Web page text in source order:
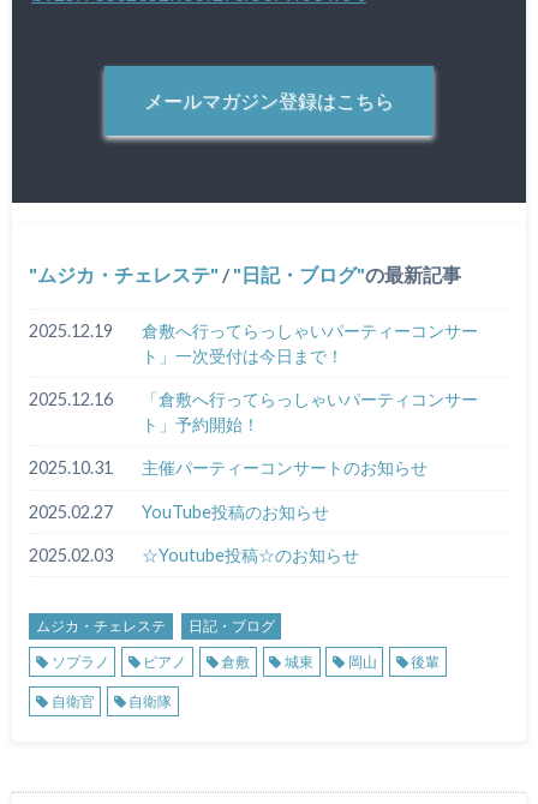
メールマガジン登録はこちら
ムジカ・チェレステ / 日記・ブログ の最新記事
2025.12.19
倉敷へ行ってらっしゃいパーティーコンサー
ト」一次受付は今日まで！
2025.12.16
「倉敷へ行ってらっしゃいパーティコンサー
ト」予約開始！
2025.10.31 主催パーティーコンサートのお知らせ
2025.02.27 YouTube投稿のお知らせ
2025.02.03 ☆Youtube投稿☆のお知らせ
ムジカ・チェレステ
日記・ブログ
ソプラノ
ピアノ 倉敷 城東 岡山 後輩
自衛官 自衛隊